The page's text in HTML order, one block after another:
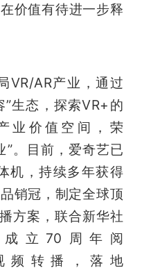
价值有待进一步释
VR/AR产业，通过
生态，探索VR+的
业价值空间，荣
。目前，爱奇艺已
机，持续多年获得
销冠，制定全球顶
方案，联合新华社
立70周年阅
频转播，落地